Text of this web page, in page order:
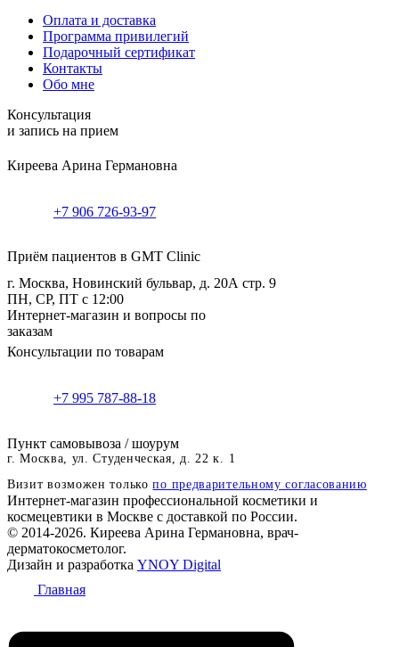
Оплата и доставка
Программа привилегий
Подарочный сертификат
Контакты
Обо мне
Консультация
и запись на прием
Киреева Арина Германовна
+7 906 726-93-97
Приём пациентов в GMT Clinic
г. Москва, Новинский бульвар, д. 20А стр. 9
ПН, СР, ПТ с 12:00
Интернет-магазин и вопросы по
заказам
Консультации по товарам
+7 995 787-88-18
Пункт самовывоза / шоурум
г. Москва, ул. Студенческая, д. 22 к. 1
Визит возможен толькопо предварительному согласованию
Интернет-магазин профессиональной косметики и
космецевтики в Москве с доставкой по России.
© 2014-2026. Киреева Арина Германовна, врач-
дерматокосметолог.
Дизайн и разработка YNOY Digital
Главная